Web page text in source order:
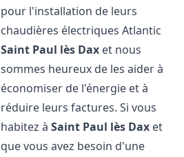
pour l'installation de leurs
chaudières électriques Atlantic
Saint Paul lès Dax et nous
sommes heureux de les aider à
économiser de l'énergie et à
réduire leurs factures. Si vous
habitez àSaint Paul lès Dax et
que vous avez besoin d'une